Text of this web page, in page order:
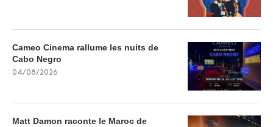
Cameo Cinema rallume les nuits de
Cabo Negro
04/08/2026
Matt Damon raconte le Maroc de